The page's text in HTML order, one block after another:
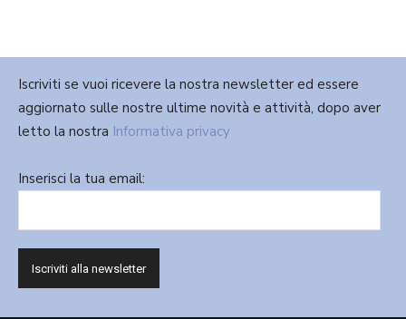
Iscriviti se vuoi ricevere la nostra newsletter ed essere
aggiornato sulle nostre ultime novità e attività, dopo aver
letto la nostra Informativa privacy
Inserisci la tua email: